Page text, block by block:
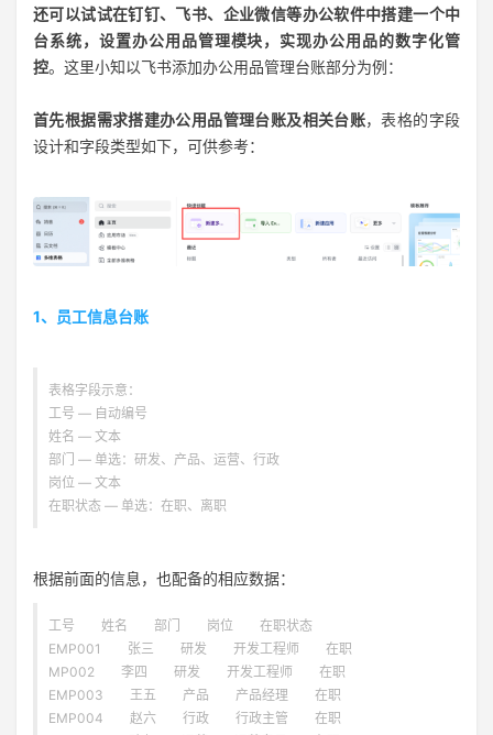
还可以试试在钉钉、飞书、企业微信等办公软件中搭建一个中
台系统，设置办公用品管理模块，实现办公用品的数字化管
控。这里小知以飞书添加办公用品管理台账部分为例：
首先根据需求搭建办公用品管理台账及相关台账，表格的字段
设计和字段类型如下，可供参考：
1、员工信息台账
表格字段示意：
工号 — 自动编号
姓名 — 文本
部门 — 单选：研发、产品、运营、行政
岗位 — 文本
在职状态 — 单选：在职、离职
根据前面的信息，也配备的相应数据：
工号 姓名 部门 岗位 在职状态
EMP001 张三 研发 开发工程师 在职
MP002 李四 研发 开发工程师 在职
EMP003 王五 产品 产品经理 在职
EMP004 赵六 行政 行政主管 在职